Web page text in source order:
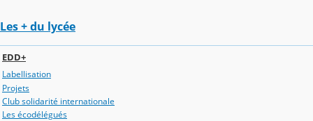
Les + du lycée
EDD+
Labellisation
Projets
Club solidarité internationale
Les écodélégués